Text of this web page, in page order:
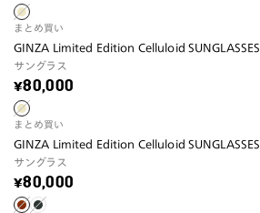
まとめ買い
GINZA Limited Edition Celluloid SUNGLASSES
サングラス
¥80,000
まとめ買い
GINZA Limited Edition Celluloid SUNGLASSES
サングラス
¥80,000